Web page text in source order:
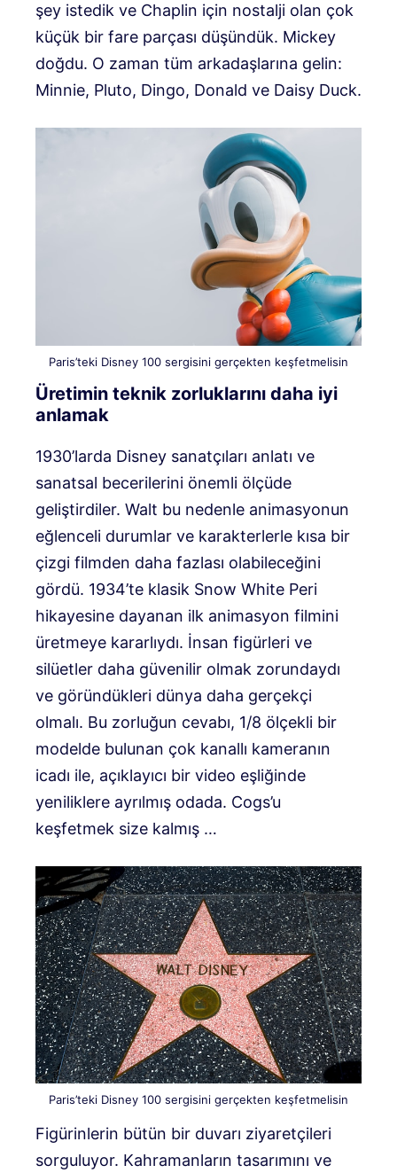
şey istedik ve Chaplin için nostalji olan çok
küçük bir fare parçası düşündük. Mickey
doğdu. O zaman tüm arkadaşlarına gelin:
Minnie, Pluto, Dingo, Donald ve Daisy Duck.
Paris’teki Disney 100 sergisini gerçekten keşfetmelisin
Üretimin teknik zorluklarını daha iyi
anlamak
1930’larda Disney sanatçıları anlatı ve
sanatsal becerilerini önemli ölçüde
geliştirdiler. Walt bu nedenle animasyonun
eğlenceli durumlar ve karakterlerle kısa bir
çizgi filmden daha fazlası olabileceğini
gördü. 1934’te klasik Snow White Peri
hikayesine dayanan ilk animasyon filmini
üretmeye kararlıydı. İnsan figürleri ve
silüetler daha güvenilir olmak zorundaydı
ve göründükleri dünya daha gerçekçi
olmalı. Bu zorluğun cevabı, 1/8 ölçekli bir
modelde bulunan çok kanallı kameranın
icadı ile, açıklayıcı bir video eşliğinde
yeniliklere ayrılmış odada. Cogs’u
keşfetmek size kalmış …
Paris’teki Disney 100 sergisini gerçekten keşfetmelisin
Figürinlerin bütün bir duvarı ziyaretçileri
sorguluyor. Kahramanların tasarımını ve